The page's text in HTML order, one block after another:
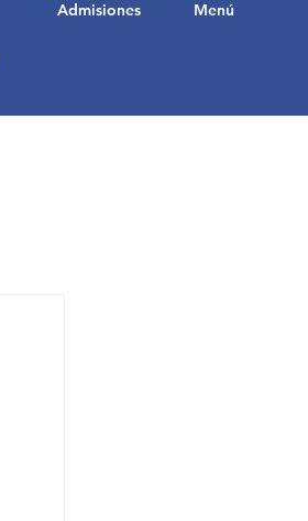
Menú
Admisiones